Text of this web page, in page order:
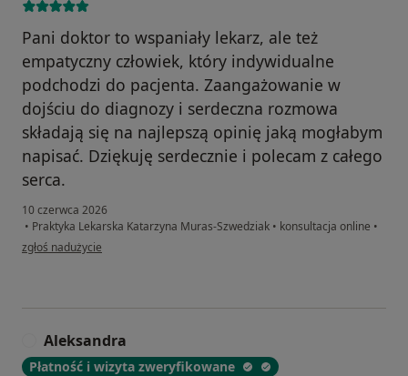
Pani doktor to wspaniały lekarz, ale też
empatyczny człowiek, który indywidualne
podchodzi do pacjenta. Zaangażowanie w
dojściu do diagnozy i serdeczna rozmowa
składają się na najlepszą opinię jaką mogłabym
napisać. Dziękuję serdecznie i polecam z całego
serca.
10 czerwca 2026
• Praktyka Lekarska Katarzyna Muras-Szwedziak • konsultacja online •
w opinii użytkownika Alicja
zgłoś nadużycie
Aleksandra
Płatność i wizyta zweryfikowane